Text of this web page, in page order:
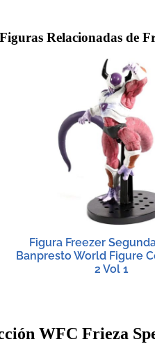
Figuras Relacionadas de
Figura Freezer
Banpresto World Figure
2 Vol 1
WFC Frieza